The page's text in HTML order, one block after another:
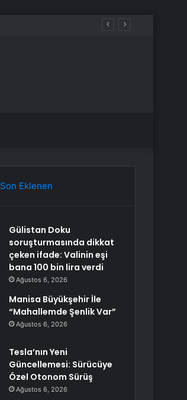
Son Eklenen
Gülistan Doku
soruşturmasında dikkat
çeken ifade: Valinin eşi
bana 100 bin lira verdi
Ağustos 6, 2026
Manisa Büyükşehir İle
“Mahallemde Şenlik Var”
Ağustos 6, 2026
Tesla’nın Yeni
Güncellemesi: Sürücüye
Özel Otonom Sürüş
Ağustos 6, 2026